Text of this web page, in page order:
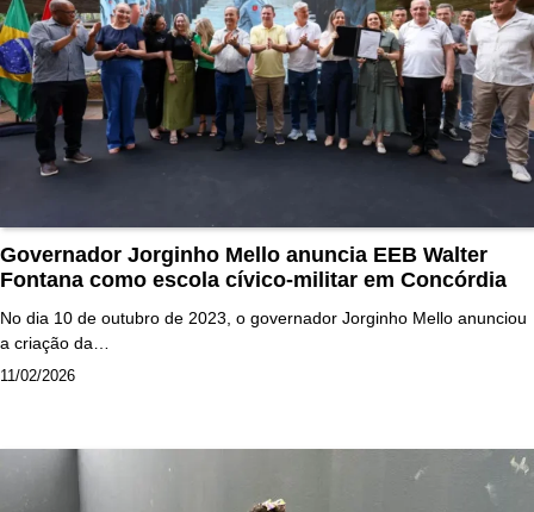
Governador Jorginho Mello anuncia EEB Walter
Fontana como escola cívico-militar em Concórdia
No dia 10 de outubro de 2023, o governador Jorginho Mello anunciou
a criação da…
11/02/2026